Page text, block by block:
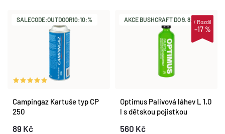
SALECODE:OUTDOOR10:10:%
Campingaz Kartuše typ CP
250
89 Kč
AKCE BUSHCRAFT DO 9. 8.
–17 %
iRozdíl
Optimus Palivová láhev L 1,0
l s dětskou pojistkou
560 Kč